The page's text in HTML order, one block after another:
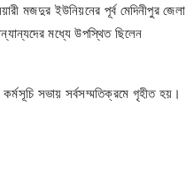
মজদুর ইউনিয়নের পূর্ব মেদিনীপুর জেলা
মধ্যে উপস্থিত ছিলেন
সভায় সর্বসম্মতিক্রমে গৃহীত হয়।